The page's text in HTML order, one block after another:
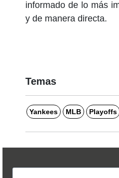
informado de lo más
y de manera directa.
Temas
Yankees MLB Playoffs